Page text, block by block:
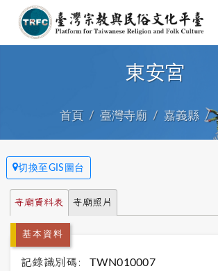
東安宮
首頁 臺灣寺廟 嘉義縣
切換至GIS圖台
寺廟資料表 寺廟照片
基本資料
記錄識別碼: TWN010007